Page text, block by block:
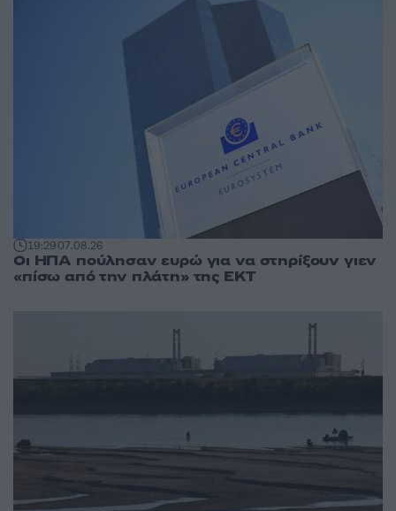
19:2907.08.26
Οι ΗΠΑ πούλησαν ευρώ για να στηρίξουν γιεν
«πίσω από την πλάτη» της ΕΚΤ